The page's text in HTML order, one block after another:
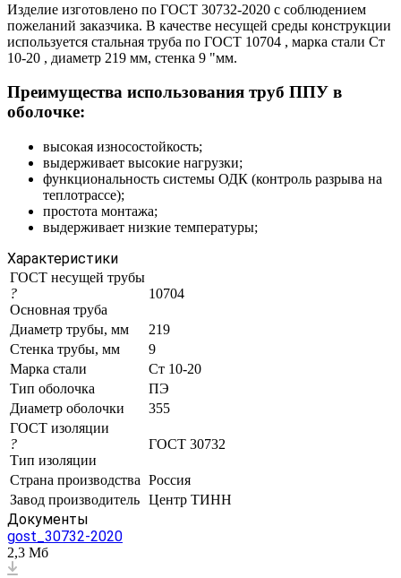
Изделие изготовлено по ГОСТ 30732-2020 с соблюдением
пожеланий заказчика. В качестве несущей среды конструкции
используется стальная труба по ГОСТ 10704 , марка стали Ст
10-20 , диаметр 219 мм, стенка 9 "мм.
Преимущества использования труб ППУ в
оболочке:
высокая износостойкость;
выдерживает высокие нагрузки;
функциональность системы ОДК (контроль разрыва на
теплотрассе);
простота монтажа;
выдерживает низкие температуры;
Характеристики
ГОСТ несущей трубы
?
Основная труба
10704
Диаметр трубы, мм
219
Стенка трубы, мм
9
Марка стали
Ст 10-20
Тип оболочка
ПЭ
Диаметр оболочки
355
ГОСТ изоляции
?
Тип изоляции
ГОСТ 30732
Страна производства Россия
Завод производитель Центр ТИНН
Документы
gost_30732-2020
2,3 Мб